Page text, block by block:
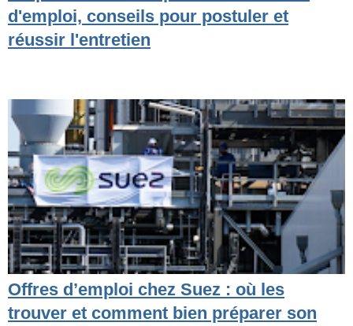
d'emploi, conseils pour postuler et
réussir l'entretien
Offres d’emploi chez Suez : où les
trouver et comment bien préparer son